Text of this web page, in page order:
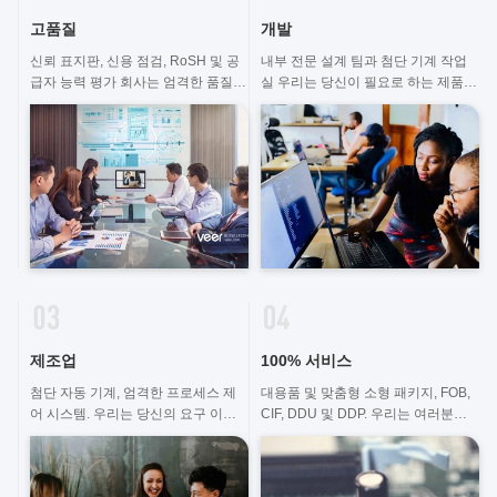
고품질
신뢰 표지판, 신용 점검, RoSH 및 공
급자 능력 평가 회사는 엄격한 품질
관리 시스템과 전문 테스트 실험실을
갖추고 있습니다.
개발
내부 전문 설계 팀과 첨단 기계 작업
실 우리는 당신이 필요로 하는 제품을
개발하기 위해 협력할 수 있습니다.
제조업
첨단 자동 기계, 엄격한 프로세스 제
어 시스템. 우리는 당신의 요구 이상
의 모든 전기 단말기를 제조 할 수 있
습니다.
100% 서비스
대용품 및 맞춤형 소형 패키지, FOB,
CIF, DDU 및 DDP. 우리는 여러분의
모든 고민에 대해 최선의 해결책을 찾
을 수 있도록 도와드리겠습니다.